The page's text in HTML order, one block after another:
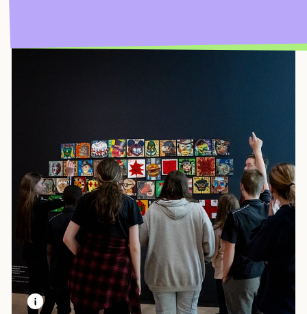
LEARN MORE ABOUT THIS MEDIA
OPEN MODAL